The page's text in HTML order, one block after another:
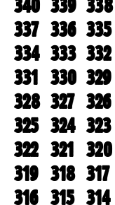
340 339 338
337 336 335
334 333 332
331 330 329
328 327 326
325 324 323
322 321 320
319 318 317
316 315 314